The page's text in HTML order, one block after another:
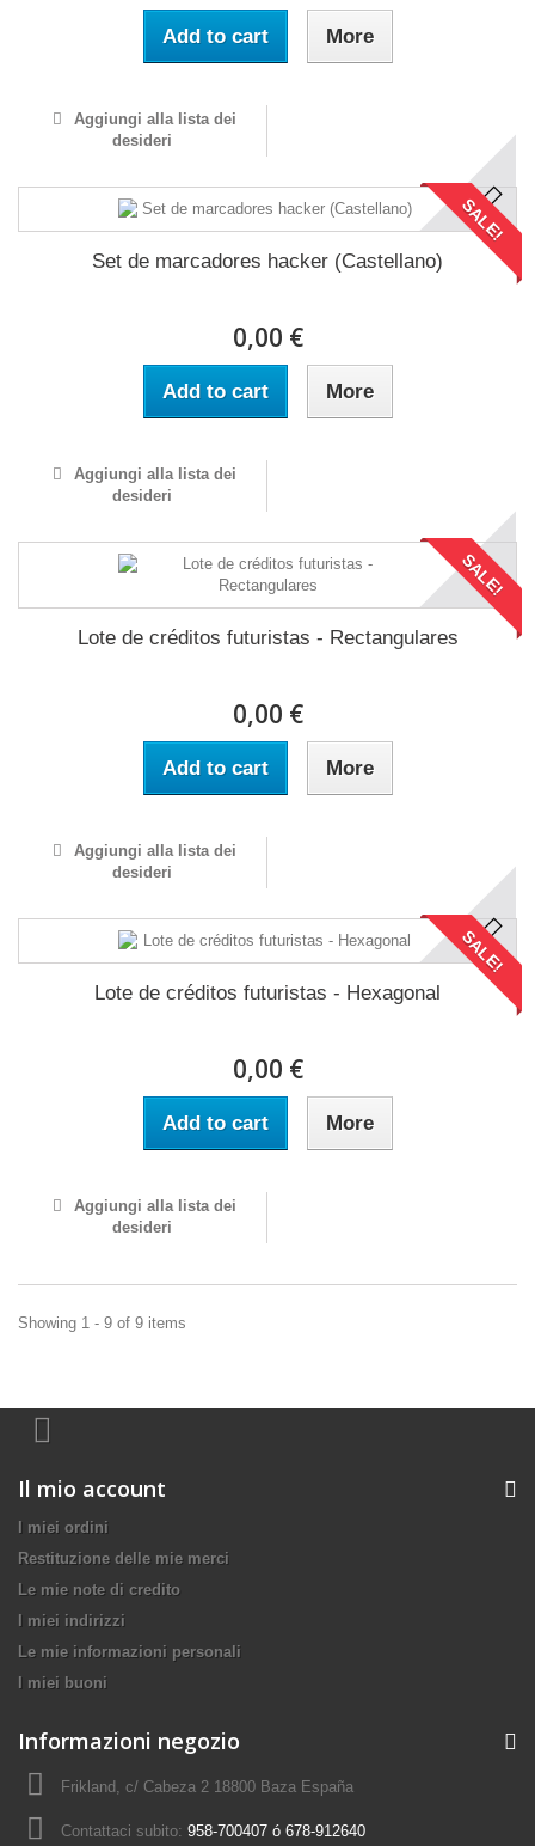
Add to cart More
Aggiungi alla lista dei
desideri
SALE!
Set de marcadores hacker (Castellano)
0,00 €
Add to cart More
Aggiungi alla lista dei
desideri
SALE!
Lote de créditos futuristas - Rectangulares
0,00 €
Add to cart More
Aggiungi alla lista dei
desideri
SALE!
Lote de créditos futuristas - Hexagonal
0,00 €
Add to cart More
Aggiungi alla lista dei
desideri
Showing 1 - 9 of 9 items
Il mio account
I miei ordini
Restituzione delle mie merci
Le mie note di credito
I miei indirizzi
Le mie informazioni personali
I miei buoni
Informazioni negozio
Frikland, c/ Cabeza 2 18800 Baza España
Contattaci subito: 958-700407 ó 678-912640